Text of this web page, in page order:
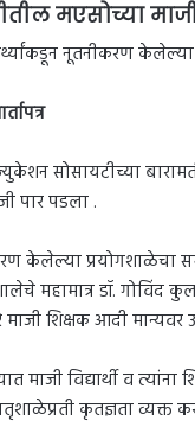
मएसोच्या
नूतनीकरण
सोसायटीच्या
पार पडला .
केलेल्या प्रयोगशाळेचा
महामात्र डॉ.
शिक्षक आदी मान्यवर
माजी विद्यार्थी व
कृतज्ञता व्यक्त